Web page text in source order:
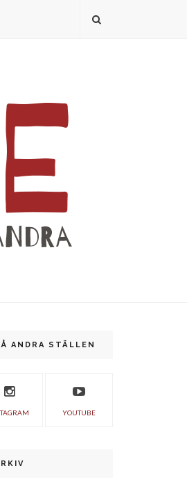
ANDRA STÄLLEN
YOUTUBE